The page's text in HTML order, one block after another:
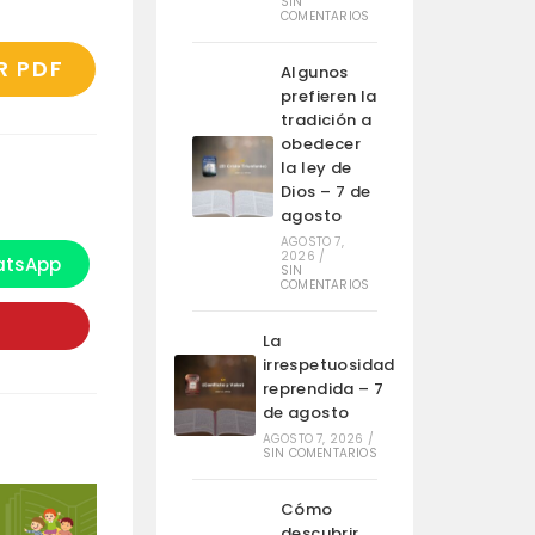
PDF
COMENTARIOS
Algunos
prefieren la
tradición a
obedecer
la ley de
Dios – 7 de
agosto
AGOSTO 7,
2026 /
SIN
COMENTARIOS
La
irrespetuosidad
reprendida – 7
de agosto
AGOSTO 7, 2026 /
SIN COMENTARIOS
Cómo